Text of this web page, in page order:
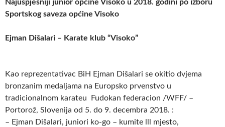
Najuspješniji junior općine Visoko u 2018. godini po izboru
Sportskog saveza općine Visoko
Ejman Dišalari – Karate klub “Visoko”
Kao reprezentativac BiH Ejman Dišalari se okitio dvjema
bronzanim medaljama na Europsko prvenstvo u
tradicionalnom karateu Fudokan federacion /WFF/ –
Portorož, Slovenija od 5. do 9. decembra 2018. :
– Ejman Dišalari, juniori ko-go – kumite lll mjesto,